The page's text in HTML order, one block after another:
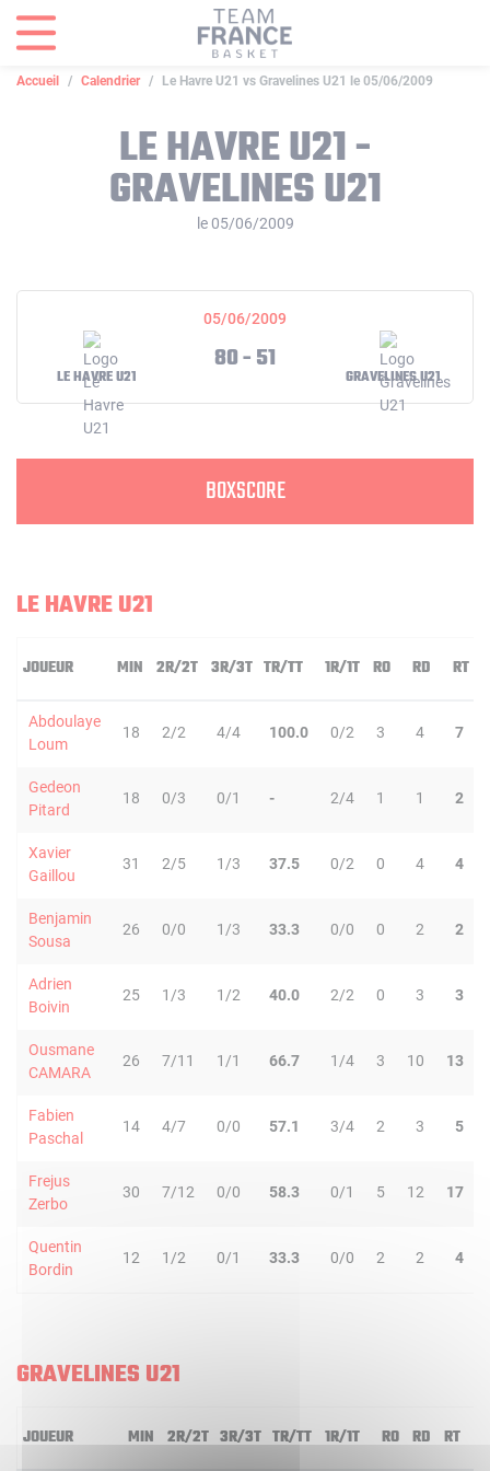
Accueil Calendrier Le Havre U21 vs Gravelines U21 le 05/06/2009
LE HAVRE U21 -
GRAVELINES U21
le 05/06/2009
05/06/2009
LE HAVRE U21
80 - 51
GRAVELINES U21
BOXSCORE
LE HAVRE U21
JOUEUR MIN 2R/2T 3R/3T TR/TT 1R/1T RO RD RT
Abdoulaye
Loum
18 2/2 4/4 100.0 0/2 3 4 7
Gedeon
Pitard
18 0/3 0/1 - 2/4 1 1 2
Xavier
Gaillou
31 2/5 1/3 37.5 0/2 0 4 4
Benjamin
Sousa
26 0/0 1/3 33.3 0/0 0 2 2
Adrien
Boivin
25 1/3 1/2 40.0 2/2 0 3 3
Ousmane
CAMARA
26 7/11 1/1 66.7 1/4 3 10 13
Fabien
Paschal
14 4/7 0/0 57.1 3/4 2 3 5
Frejus
Zerbo
30 7/12 0/0 58.3 0/1 5 12 17
Quentin
Bordin
12 1/2 0/1 33.3 0/0 2 2 4
GRAVELINES U21
JOUEUR MIN 2R/2T 3R/3T TR/TT 1R/1T RO RD RT
Panneau de gestion des cookies